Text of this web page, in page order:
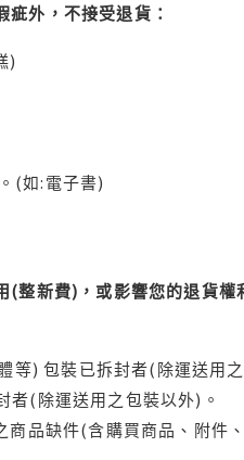
外，不接受退貨：
)
(如:電子書)
整新費)，或影響您的退貨權
等) 包裝已拆封者(除運送用
者(除運送用之包裝以外)。
品缺件(含購買商品、附件